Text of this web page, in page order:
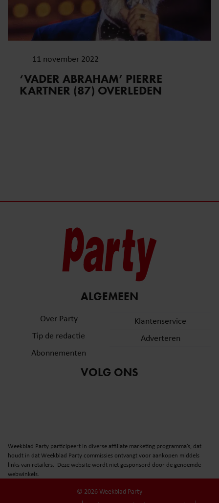
11 november 2022
‘VADER ABRAHAM’ PIERRE
KARTNER (87) OVERLEDEN
ALGEMEEN
Over Party
Tip de redactie
Abonnementen
Klantenservice
Adverteren
VOLG ONS
Weekblad Party participeert in diverse affiliate marketing programma’s, dat
houdt in dat Weekblad Party commissies ontvangt voor aankopen middels
links van retailers. Deze website wordt niet gesponsord door de genoemde
webwinkels.
© 2026 Weekblad Party